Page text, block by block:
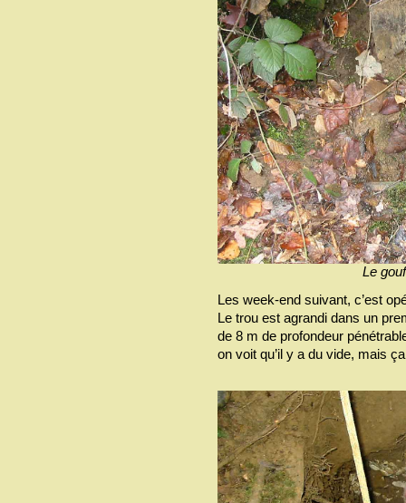
Le
Les week-end suivant, c’est
Le trou est agrandi dans un
de 8 m de profondeur
on voit qu’il y a du vide, mais